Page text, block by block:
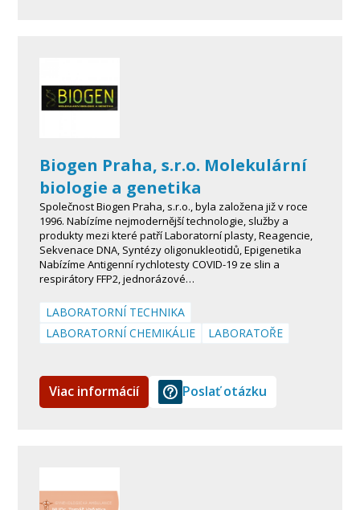
Biogen Praha, s.r.o. Molekulární
biologie a genetika
Společnost Biogen Praha, s.r.o., byla založena již v roce
1996. Nabízíme nejmodernější technologie, služby a
produkty mezi které patří Laboratorní plasty, Reagencie,
Sekvenace DNA, Syntézy oligonukleotidů, Epigenetika
Nabízíme Antigenní rychlotesty COVID-19 ze slin a
respirátory FFP2, jednorázové…
LABORATORNÍ TECHNIKA
LABORATORNÍ CHEMIKÁLIE
LABORATOŘE
Viac informácií Poslať otázku